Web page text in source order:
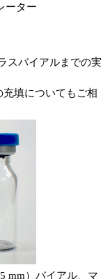
ーター
スバイアルまでの実
填についてもご相
mm）バイアル、マ